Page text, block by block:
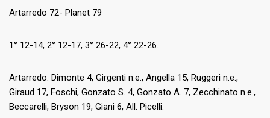
Artarredo 72- Planet 79
1° 12-14, 2° 12-17, 3° 26-22, 4° 22-26.
Artarredo: Dimonte 4, Girgenti n.e., Angella 15, Ruggeri n.e.,
Giraud 17, Foschi, Gonzato S. 4, Gonzato A. 7, Zecchinato n.e.,
Beccarelli, Bryson 19, Giani 6, All. Picelli.